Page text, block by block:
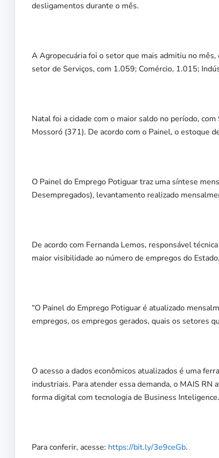
desligamentos durante o mês.
A Agropecuária foi o setor que mais admitiu no
setor de Serviços, com 1.059; Comércio, 1.015;
Natal foi a cidade com o maior saldo no período,
Mossoró (371). De acordo com o Painel, o estoque
O Painel do Emprego Potiguar traz uma síntese
Desempregados), levantamento realizado
De acordo com Fernanda Lemos, responsável
maior visibilidade ao número de empregos do
“O Painel do Emprego Potiguar é atualizado
empregos, os empregos gerados, quais os setores
O acesso a dados econômicos atualizados é uma
industriais. Para atender essa demanda, o MAIS
forma digital com tecnologia de Business Inteligence.
Para conferir, acesse: https://bit.ly/3e9ceGb.